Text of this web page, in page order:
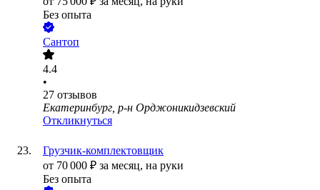
Без опыта
Сантоп
4.4
•
27 отзывов
Екатеринбург, р-н Орджоникидзевский
Откликнуться
Грузчик-комплектовщик
от 70 000 ₽ за месяц, на руки
Без опыта